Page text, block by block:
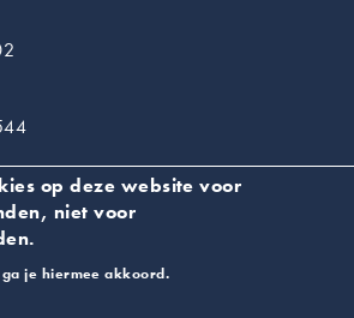
op deze website voor
niet voor
je hiermee akkoord.